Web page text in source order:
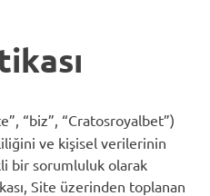
“biz”, “Cratosroyalbet”)
ve kişisel verilerinin
bir sorumluluk olarak
Site üzerinden toplanan